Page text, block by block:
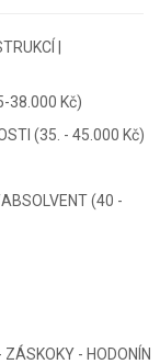
|
38.000 Kč)
(35. - 45.000 Kč)
(40 -
- HODONÍN